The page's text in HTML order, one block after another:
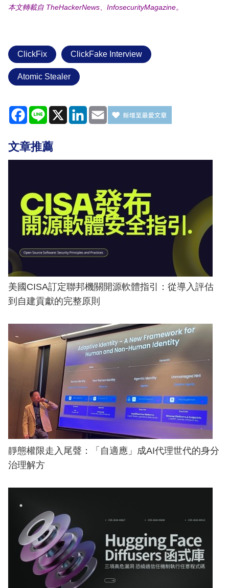
本文轉載自 TheHackerNews、InfosecurityMagazine。
ClickFix ClickFake Interview
Atomic Stealer
Facebook
Line X LinkedIn
Email
文章推薦
美國CISA訂定聯邦機關開源軟體指引：從導入評估
到自建貢獻的完整原則
靜態權限走入尾聲：「自適應」成AI代理世代的身分
治理解方